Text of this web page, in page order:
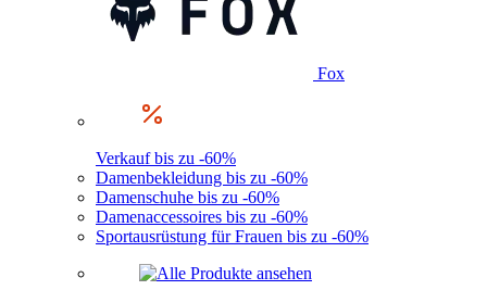
Fox
Verkauf bis zu -60%
Damenbekleidung bis zu -60%
Damenschuhe bis zu -60%
Damenaccessoires bis zu -60%
Sportausrüstung für Frauen bis zu -60%